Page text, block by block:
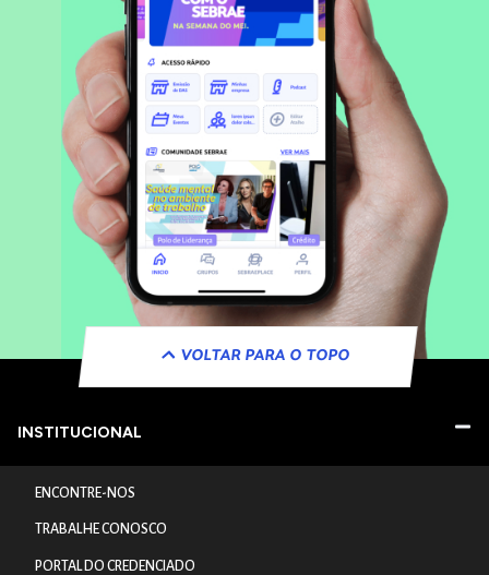
VOLTAR PARA O TOPO
INSTITUCIONAL
ENCONTRE-NOS
TRABALHE CONOSCO
PORTAL DO CREDENCIADO